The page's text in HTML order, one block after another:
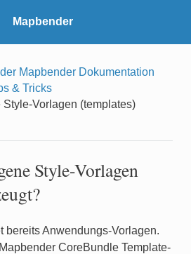
Mapbender
Mapbender Dokumentation
& Tricks
Vorlagen (templates)
Style-Vorlagen
bereits Anwendungs-Vorlagen.
CoreBundle Template-